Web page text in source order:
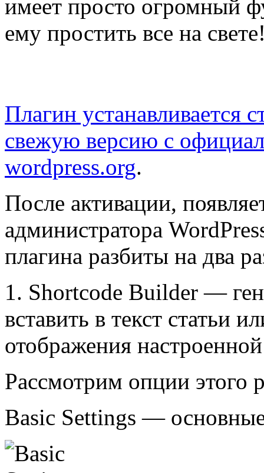
имеет просто огромный
ему простить все на
Плагин устанавливается
свежую версию с
wordpress.org.
После активации,
администратора
плагина разбиты на два
1. Shortcode Builder —
вставить в текст статьи
отображения
Рассмотрим опции этого
Basic Settings —